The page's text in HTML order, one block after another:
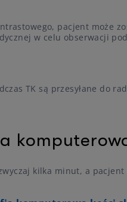
pacjent może
w celu obserwacji
TK są przesyłane do
kilka minut, a